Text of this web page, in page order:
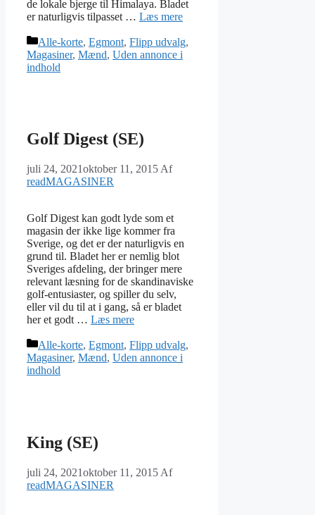
de lokale bjerge til Himalaya. Bladet
er naturligvis tilpasset … Læs mere
Kategorier
Alle-korte, Egmont, Flipp udvalg,
Magasiner, Mænd, Uden annonce i
indhold
Golf Digest (SE)
juli 24, 2021oktober 11, 2015 Af
readMAGASINER
Golf Digest kan godt lyde som et
magasin der ikke lige kommer fra
Sverige, og det er der naturligvis en
grund til. Bladet her er nemlig blot
Sveriges afdeling, der bringer mere
relevant læsning for de skandinaviske
golf-entusiaster, og spiller du selv,
eller vil du til at i gang, så er bladet
her et godt … Læs mere
Kategorier
Alle-korte, Egmont, Flipp udvalg,
Magasiner, Mænd, Uden annonce i
indhold
King (SE)
juli 24, 2021oktober 11, 2015 Af
readMAGASINER